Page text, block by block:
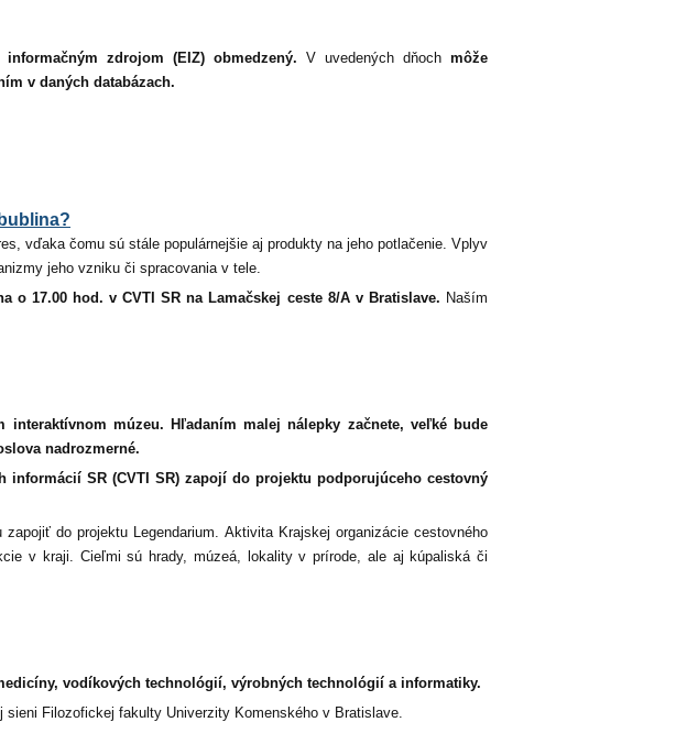
zdrojom (EIZ) obmedzený.V uvedených dňochmôže
v daných databázach.
vďaka čomu sú stále populárnejšie aj produkty na jeho potlačenie. Vplyv
jeho vzniku či spracovania v tele.
o 17.00 hod. v CVTI SR na Lamačskej ceste 8/A v Bratislave. Naším
múzeu. Hľadaním malej nálepky začnete, veľké bude
nadrozmerné.
informácií SR (CVTI SR) zapojí do projektu podporujúceho cestovný
do projektu Legendarium. Aktivita Krajskej organizácie cestovného
v kraji. Cieľmi sú hrady, múzeá, lokality v prírode, ale aj kúpaliská či
vodíkových technológií, výrobných technológií a informatiky.
Filozofickej fakulty Univerzity Komenského v Bratislave.